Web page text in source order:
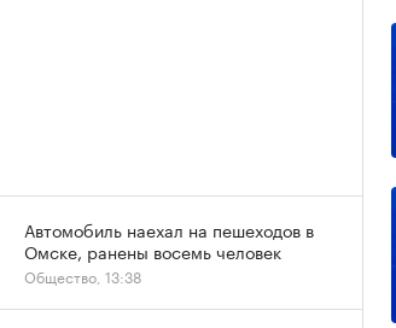
Автомобиль наехал на пешеходов в
Омске, ранены восемь человек
Общество, 13:38